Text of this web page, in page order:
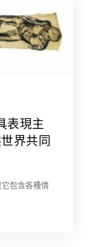
表現主
界共同
它包含各種情